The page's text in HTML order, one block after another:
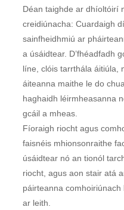
Déan taighde ar dhíoltóirí
creidiúnacha: Cuardaigh
sainfheidhmiú ar
a úsáidtear. D’fhéadfadh
líne, clóis tarrthála áitiúla,
áiteanna maithe le do
haghaidh léirmheasanna
gcáil a mheas.
Fíoraigh riocht agus
faisnéis mhionsonraithe
úsáidtear nó an tionól
riocht, agus aon stair atá
páirteanna
ar leith.